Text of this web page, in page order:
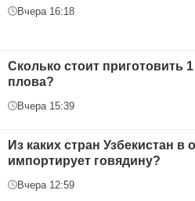
Вчера 16:18
Сколько стоит приготовить
плова?
Вчера 15:39
Из каких стран Узбекистан в
импортирует говядину?
Вчера 12:59